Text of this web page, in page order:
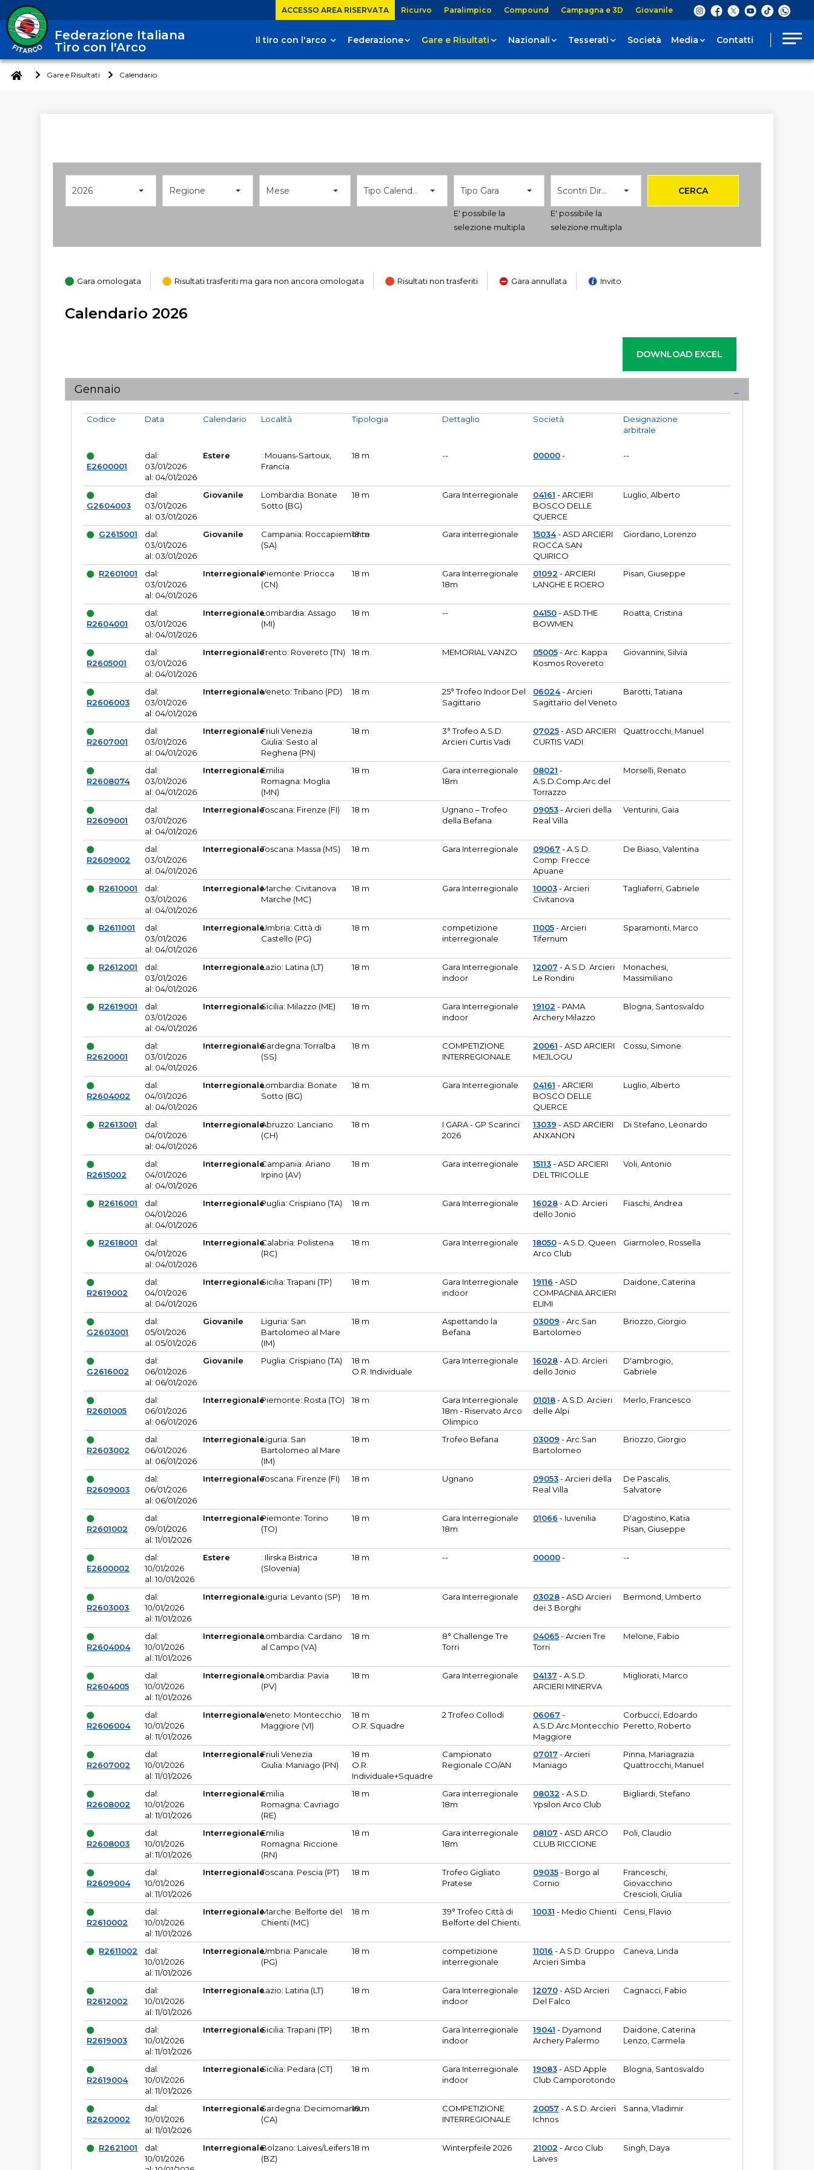
ACCESSO AREA RISERVATA Ricurvo Paralimpico Compound Campagna e 3D Giovanile
Federazione Italiana
Tiro con l'Arco
Il tiro con l'arco Federazione Gare e Risultati Nazionali Tesserati Società Media Contatti
Gare e Risultati Calendario
2026 Regione Mese Tipo Calendario Tipo Gara
E' possibile la
selezione multipla
Scontri Diretti
E' possibile la
selezione multipla
CERCA
Gara omologata Risultati trasferiti ma gara non ancora omologata Risultati non trasferiti Gara annullata Invito
Calendario 2026
Gennaio
Codice
E2600001
Data
dal:
03/01/2026
al: 04/01/2026
Calendario
Estere
Località
: Mouans-Sartoux,
Francia
Tipologia
18 m
Dettaglio
--
Società
00000-
Designazione
arbitrale
--
G2604003
dal:
03/01/2026
al: 03/01/2026
Giovanile
Lombardia: Bonate
Sotto (BG)
18 m Gara Interregionale 04161 - ARCIERI
BOSCO DELLE
QUERCE
Luglio, Alberto
G2615001
dal:
03/01/2026
al: 03/01/2026
Giovanile
Campania: Roccapiemonte
(SA)
18 m Gara interregionale 15034- ASD ARCIERI
ROCCA SAN
QUIRICO
Giordano, Lorenzo
R2601001
dal:
03/01/2026
al: 04/01/2026
InterregionalePiemonte: Priocca
(CN)
18 m
Gara Interregionale
18m
01092 - ARCIERI
LANGHE E ROERO
Pisan, Giuseppe
R2604001
dal:
03/01/2026
al: 04/01/2026
InterregionaleLombardia: Assago
(MI)
18 m -- 04150- ASD THE
BOWMEN
Roatta, Cristina
R2605001
dal:
03/01/2026
al: 04/01/2026
InterregionaleTrento: Rovereto (TN) 18 m MEMORIAL VANZO 05005- Arc. Kappa
Kosmos Rovereto
Giovannini, Silvia
R2606003
dal:
03/01/2026
al: 04/01/2026
InterregionaleVeneto: Tribano (PD) 18 m
25° Trofeo Indoor Del
Sagittario
06024- Arcieri
Sagittario del Veneto
Barotti, Tatiana
R2607001
dal:
03/01/2026
al: 04/01/2026
InterregionaleFriuli Venezia
Giulia: Sesto al
Reghena (PN)
18 m
3° Trofeo A.S.D.
Arcieri Curtis Vadi
07025- ASD ARCIERI
CURTIS VADI
Quattrocchi, Manuel
R2608074
dal:
03/01/2026
al: 04/01/2026
InterregionaleEmilia
Romagna: Moglia
(MN)
18 m
Gara interregionale
18m
08021 -
A.S.D.Comp.Arc.del
Torrazzo
Morselli, Renato
R2609001
dal:
03/01/2026
al: 04/01/2026
InterregionaleToscana: Firenze (FI) 18 m
Ugnano – Trofeo
della Befana
09053- Arcieri della
Real Villa
Venturini, Gaia
R2609002
dal:
03/01/2026
al: 04/01/2026
InterregionaleToscana: Massa (MS) 18 m Gara Interregionale 09067 - A.S.D.
Comp. Frecce
Apuane
De Biaso, Valentina
R2610001
dal:
03/01/2026
al: 04/01/2026
InterregionaleMarche: Civitanova
Marche (MC)
18 m Gara Interregionale 10003- Arcieri
Civitanova
Tagliaferri, Gabriele
R2611001
dal:
03/01/2026
al: 04/01/2026
InterregionaleUmbria: Città di
Castello (PG)
18 m
competizione
interregionale
11005- Arcieri
Tifernum
Sparamonti, Marco
R2612001
dal:
03/01/2026
al: 04/01/2026
InterregionaleLazio: Latina (LT) 18 m
Gara Interregionale
indoor
12007 - A.S.D. Arcieri
Le Rondini
Monachesi,
Massimiliano
R2619001
dal:
03/01/2026
al: 04/01/2026
InterregionaleSicilia: Milazzo (ME) 18 m
Gara Interregionale
indoor
19102 - PAMA
Archery Milazzo
Blogna, Santosvaldo
R2620001
dal:
03/01/2026
al: 04/01/2026
InterregionaleSardegna: Torralba
(SS)
18 m
COMPETIZIONE
INTERREGIONALE
20061 - ASD ARCIERI
MEJLOGU
Cossu, Simone
R2604002
dal:
04/01/2026
al: 04/01/2026
InterregionaleLombardia: Bonate
Sotto (BG)
18 m Gara Interregionale 04161 - ARCIERI
BOSCO DELLE
QUERCE
Luglio, Alberto
R2613001
dal:
04/01/2026
al: 04/01/2026
InterregionaleAbruzzo: Lanciano
(CH)
18 m
I GARA - GP Scarinci
2026
13039 - ASD ARCIERI
ANXANON
Di Stefano, Leonardo
R2615002
dal:
04/01/2026
al: 04/01/2026
InterregionaleCampania: Ariano
Irpino (AV)
18 m Gara interregionale 15113- ASD ARCIERI
DEL TRICOLLE
Voli, Antonio
R2616001
dal:
04/01/2026
al: 04/01/2026
InterregionalePuglia: Crispiano (TA) 18 m Gara Interregionale 16028- A.D. Arcieri
dello Jonio
Fiaschi, Andrea
R2618001
dal:
04/01/2026
al: 04/01/2026
InterregionaleCalabria: Polistena
(RC)
18 m Gara Interregionale 18050- A.S.D. Queen
Arco Club
Giarmoleo, Rossella
R2619002
dal:
04/01/2026
al: 04/01/2026
InterregionaleSicilia: Trapani (TP) 18 m
Gara Interregionale
indoor
19116 - ASD
COMPAGNIA ARCIERI
ELIMI
Daidone, Caterina
G2603001
dal:
05/01/2026
al: 05/01/2026
Giovanile
Liguria: San
Bartolomeo al Mare
(IM)
18 m
Aspettando la
Befana
03009 - Arc.San
Bartolomeo
Briozzo, Giorgio
G2616002
dal:
06/01/2026
al: 06/01/2026
Giovanile Puglia: Crispiano (TA)
18 m
O.R. Individuale
Gara Interregionale 16028- A.D. Arcieri
dello Jonio
D'ambrogio,
Gabriele
R2601005
dal:
06/01/2026
al: 06/01/2026
InterregionalePiemonte: Rosta (TO) 18 m
Gara Interregionale
18m - Riservato Arco
Olimpico
01018- A.S.D. Arcieri
delle Alpi
Merlo, Francesco
R2603002
dal:
06/01/2026
al: 06/01/2026
InterregionaleLiguria: San
Bartolomeo al Mare
(IM)
18 m Trofeo Befana 03009 - Arc.San
Bartolomeo
Briozzo, Giorgio
R2609003
dal:
06/01/2026
al: 06/01/2026
InterregionaleToscana: Firenze (FI) 18 m Ugnano 09053- Arcieri della
Real Villa
De Pascalis,
Salvatore
R2601002
dal:
09/01/2026
al: 11/01/2026
InterregionalePiemonte: Torino
(TO)
18 m
Gara Interregionale
18m
01066 - Iuvenilia
D'agostino, Katia
Pisan, Giuseppe
E2600002
dal:
10/01/2026
al: 10/01/2026
Estere
: Ilirska Bistrica
(Slovenia)
18 m -- 00000- --
R2603003
dal:
10/01/2026
al: 11/01/2026
InterregionaleLiguria: Levanto (SP) 18 m Gara Interregionale 03028- ASD Arcieri
dei 3 Borghi
Bermond, Umberto
R2604004
dal:
10/01/2026
al: 11/01/2026
InterregionaleLombardia: Cardano
al Campo (VA)
18 m
8° Challenge Tre
Torri
04065- Arcieri Tre
Torri
Melone, Fabio
R2604005
dal:
10/01/2026
al: 11/01/2026
InterregionaleLombardia: Pavia
(PV)
18 m Gara Interregionale 04137 - A.S.D.
ARCIERI MINERVA
Migliorati, Marco
R2606004
dal:
10/01/2026
al: 11/01/2026
InterregionaleVeneto: Montecchio
Maggiore (VI)
18 m
O.R. Squadre
2 Trofeo Collodi 06067 -
A.S.D.Arc.Montecchio
Maggiore
Corbucci, Edoardo
Peretto, Roberto
R2607002
dal:
10/01/2026
al: 11/01/2026
InterregionaleFriuli Venezia
Giulia: Maniago (PN)
18 m
O.R.
Individuale+Squadre
Campionato
Regionale CO/AN
07017 - Arcieri
Maniago
Pinna, Mariagrazia
Quattrocchi, Manuel
R2608002
dal:
10/01/2026
al: 11/01/2026
InterregionaleEmilia
Romagna: Cavriago
(RE)
18 m
Gara interregionale
18m
08032 - A.S.D.
Ypsilon Arco Club
Bigliardi, Stefano
R2608003
dal:
10/01/2026
al: 11/01/2026
InterregionaleEmilia
Romagna: Riccione
(RN)
18 m
Gara interregionale
18m
08107 - ASD ARCO
CLUB RICCIONE
Poli, Claudio
R2609004
dal:
10/01/2026
al: 11/01/2026
InterregionaleToscana: Pescia (PT) 18 m
Trofeo Gigliato
Pratese
09035- Borgo al
Cornio
Franceschi,
Giovacchino
Crescioli, Giulia
R2610002
dal:
10/01/2026
al: 11/01/2026
InterregionaleMarche: Belforte del
Chienti (MC)
18 m
39° Trofeo Città di
Belforte del Chienti.
10031 - Medio Chienti Censi, Flavio
R2611002
dal:
10/01/2026
al: 11/01/2026
InterregionaleUmbria: Panicale
(PG)
18 m
competizione
interregionale
11016 - A.S.D. Gruppo
Arcieri Simba
Caneva, Linda
R2612002
dal:
10/01/2026
al: 11/01/2026
InterregionaleLazio: Latina (LT) 18 m
Gara Interregionale
indoor
12070- ASD Arcieri
Del Falco
Cagnacci, Fabio
R2619003
dal:
10/01/2026
al: 11/01/2026
InterregionaleSicilia: Trapani (TP) 18 m
Gara Interregionale
indoor
19041 - Dyamond
Archery Palermo
Daidone, Caterina
Lenzo, Carmela
R2619004
dal:
10/01/2026
al: 11/01/2026
InterregionaleSicilia: Pedara (CT) 18 m
Gara Interregionale
indoor
19083- ASD Apple
Club Camporotondo
Blogna, Santosvaldo
R2620002
dal:
10/01/2026
al: 11/01/2026
InterregionaleSardegna: Decimomannu
(CA)
18 m
COMPETIZIONE
INTERREGIONALE
20057 - A.S.D. Arcieri
Ichnos
Sanna, Vladimir
R2621001
dal:
10/01/2026
InterregionaleBolzano: Laives/Leifers
(BZ)
18 m Winterpfeile 2026 21002 - Arco Club
Laives
Singh, Daya